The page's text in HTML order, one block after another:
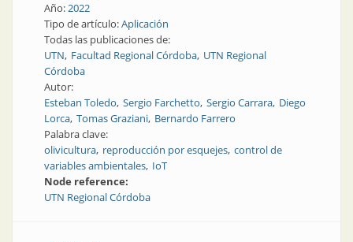
Año:2022
Tipo de artículo:Aplicación
Todas las publicaciones de:
UTN Facultad Regional Córdoba UTN Regional
Córdoba
Autor:
Esteban Toledo Sergio Farchetto Sergio Carrara Diego
Lorca Tomas Graziani Bernardo Farrero
Palabra clave:
olivicultura reproducción por esquejes control de
variables ambientales IoT
Node reference:
UTN Regional Córdoba